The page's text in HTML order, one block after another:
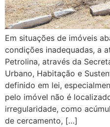
Em situações de imóveis
condições inadequadas, a
Petrolina, através da
Urbano, Habitação e
definido em lei,
pelo imóvel não é
irregularidade, como
de cercamento, […]